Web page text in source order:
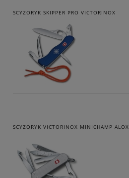
SCYZORYK SKIPPER PRO VICTORINOX
SCYZORYK VICTORINOX MINICHAMP ALOX